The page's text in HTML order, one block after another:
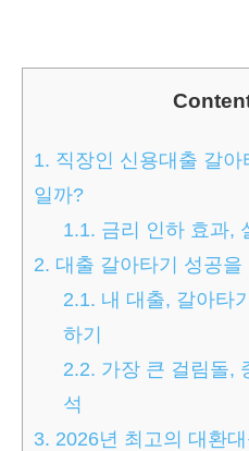
1. 직장인 신용대출 갈
일까?
1.1. 금리 인하 효과,
2. 대출 갈아타기 성공
2.1. 내 대출, 갈아타
하기
2.2. 가장 큰 걸림돌,
석
3. 2026년 최고의 대환